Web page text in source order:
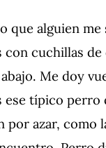
alguien me
con cuchillas
Me doy
típico
por azar,